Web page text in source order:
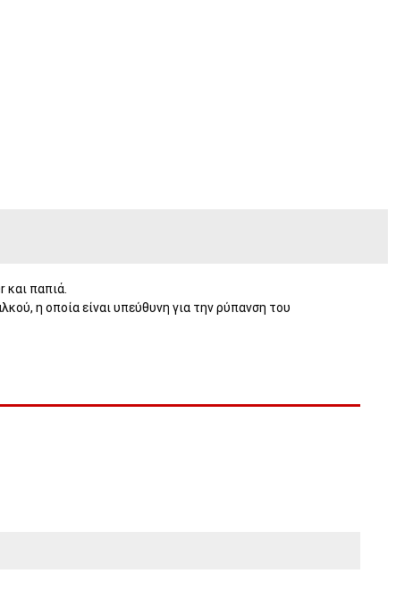
και παπιά.
η οποία είναι υπεύθυνη για την ρύπανση του